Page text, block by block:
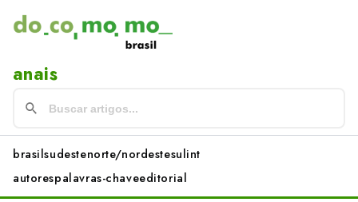
anais
brasilsudestenorte/nordestesulint
autorespalavras-chaveeditorial